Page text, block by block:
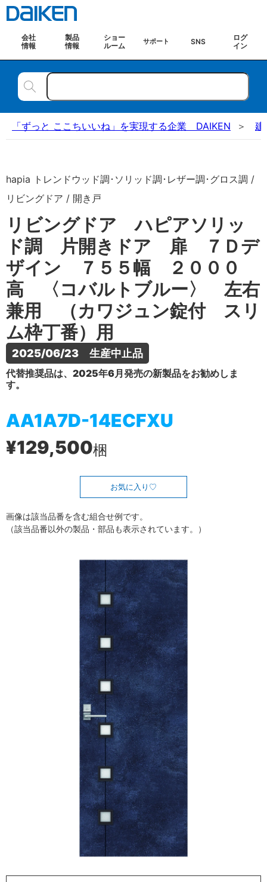
会社
情報
製品
情報
ショー
ルーム
サポート SNS
ログ
イン
「ずっと ここちいいね」を実現する企業 DAIKEN 建
hapia トレンドウッド調･ソリッド調･レザー調･グロス調 /
リビングドア / 開き戸
リビングドア ハピアソリッ
ド調 片開きドア 扉 ７Ｄデ
ザイン ７５５幅 ２０００
高 〈コバルトブルー〉 左右
兼用 （カワジュン錠付 スリ
ム枠丁番）用
2025/06/23　生産中止品
代替推奨品は、2025年6月発売の新製品をお勧めしま
す。
AA1A7D-14ECFXU
¥129,500梱
お気に入り
画像は該当品番を含む組合せ例です。
（該当品番以外の製品・部品も表示されています。）